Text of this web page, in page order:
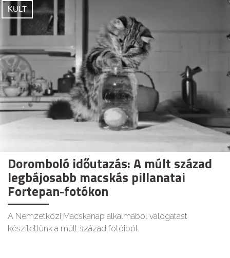
KULT
Doromboló időutazás: A múlt század
legbájosabb macskás pillanatai
Fortepan-fotókon
A Nemzetközi Macskanap alkalmából válogatást
készítettünk a múlt század fotóiból.